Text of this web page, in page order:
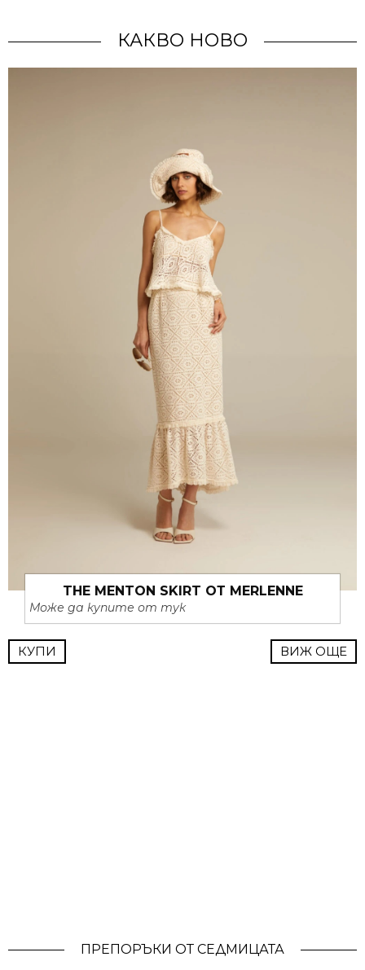
КАКВО НОВО
THE MENTON SKIRT ОТ MERLENNE
Може да купите от тук
КУПИ ВИЖ ОЩЕ
ПРЕПОРЪКИ ОТ СЕДМИЦАТА